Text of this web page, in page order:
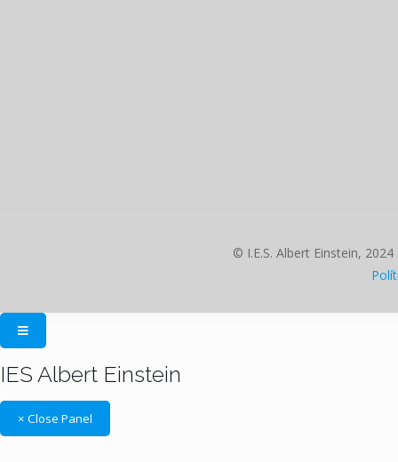
© I.E.S. Albert Einstein,
IES Albert Einstein
× Close Panel